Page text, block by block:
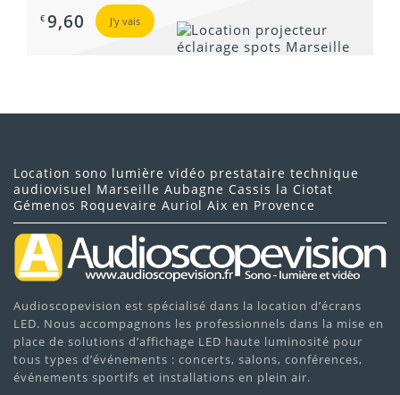
€ 9,60 J'y vais
Location sono lumière vidéo prestataire technique
audiovisuel Marseille Aubagne Cassis la Ciotat
Gémenos Roquevaire Auriol Aix en Provence
Audioscopevision est spécialisé dans la location d’écrans
LED. Nous accompagnons les professionnels dans la mise en
place de solutions d’affichage LED haute luminosité pour
tous types d’événements : concerts, salons, conférences,
événements sportifs et installations en plein air.